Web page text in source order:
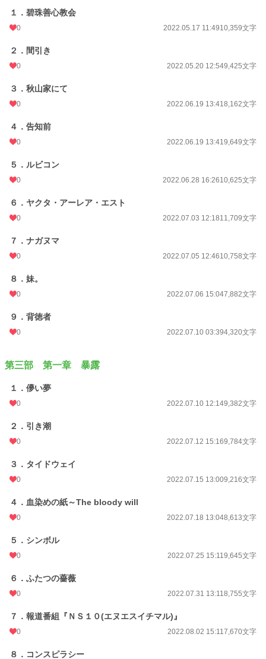
１．碧珠善心教会
0 2022.05.17 11:4910,359文字
２．間引き
0 2022.05.20 12:549,425文字
３．秋山家にて
0 2022.06.19 13:418,162文字
４．告知前
0 2022.06.19 13:419,649文字
５．ルビコン
0 2022.06.28 16:2610,625文字
６．ヤクタ・アーレア・エスト
0 2022.07.03 12:1811,709文字
７．ナガヌマ
0 2022.07.05 12:4610,758文字
８．妹。
0 2022.07.06 15:047,882文字
９．背徳者
0 2022.07.10 03:394,320文字
第三部 第一章 暴露
１．儚い夢
0 2022.07.10 12:149,382文字
２．引き潮
0 2022.07.12 15:169,784文字
３．タイドウェイ
0 2022.07.15 13:009,216文字
４．血染めの紙～The bloody will
0 2022.07.18 13:048,613文字
５．シンボル
0 2022.07.25 15:119,645文字
６．ふたつの薔薇
0 2022.07.31 13:118,755文字
７．報道番組『ＮＳ１０(エヌエスイチマル)』
0 2022.08.02 15:117,670文字
８．コンスピラシー